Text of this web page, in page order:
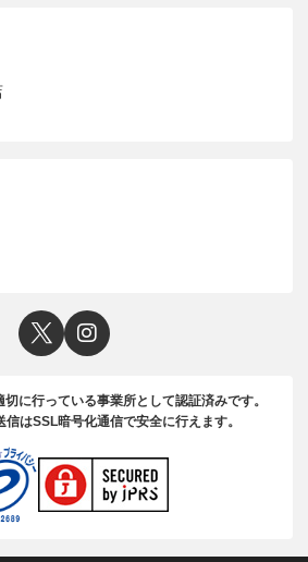
に行っている事業所として認証済みです。
はSSL暗号化通信で安全に行えます。